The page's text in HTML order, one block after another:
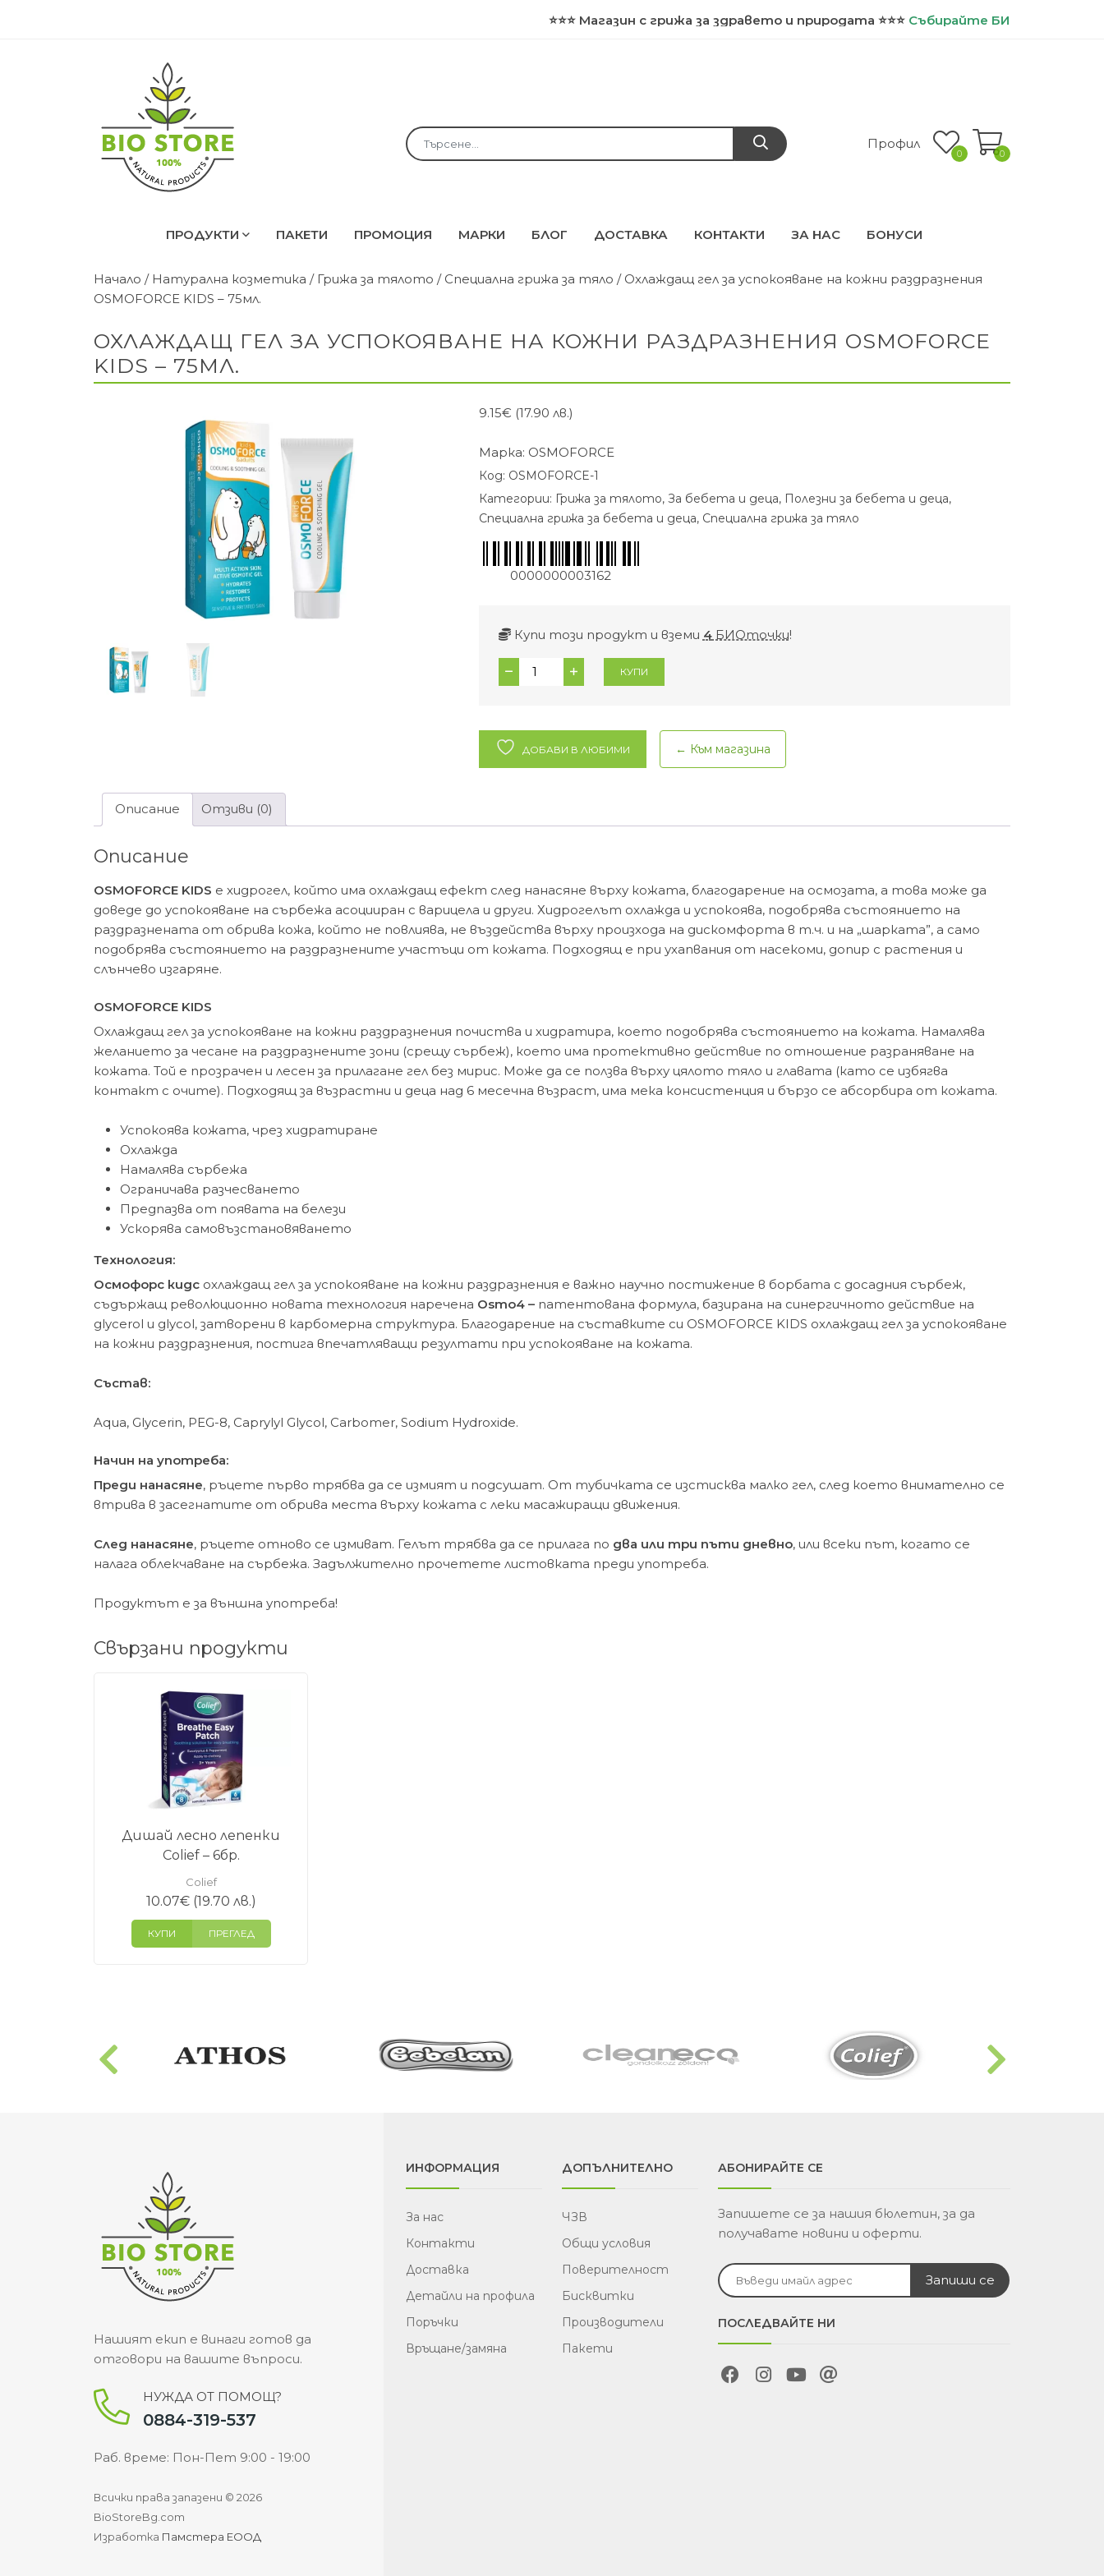
⭐⭐⭐ Магазин с грижа за здравето и природата ⭐⭐⭐СъбирайтеБИО точки и
Профил
0 0
ПРОДУКТИ ПАКЕТИ ПРОМОЦИЯ МАРКИ БЛОГ ДОСТАВКА КОНТАКТИ ЗА НАС БОНУСИ
Начало / Натурална козметика / Грижа за тялото / Специална грижа за тяло / Охлаждащ гел за успокояване на кожни раздразнения
OSMOFORCE KIDS – 75мл.
ОХЛАЖДАЩ ГЕЛ ЗА УСПОКОЯВАНЕ НА КОЖНИ РАЗДРАЗНЕНИЯ OSMOFORCE
KIDS – 75МЛ.
9.15€ (17.90 лв.)
Марка: OSMOFORCE
Код: OSMOFORCE-1
Категории: Грижа за тялото, За бебета и деца, Полезни за бебета и деца,
Специална грижа за бебета и деца, Специална грижа за тяло
0000000003162
Купи този продукт и вземи 4БИОточки!
количество
за
за
успокояване
раздразнения
75мл.
КУПИ
ДОБАВИ В ЛЮБИМИ ← Към магазина
Описание Отзиви (0)
Описание
OSMOFORCE KIDS е хидрогел, който има охлаждащ ефект след нанасяне върху кожата, благодарение на осмозата, а това може да
доведе до успокояване на сърбежа асоцииран с варицела и други. Хидрогелът охлажда и успокоява, подобрява състоянието на
раздразнената от обрива кожа, който не повлиява, не въздейства върху произхода на дискомфорта в т.ч. и на „шарката”, а само
подобрява състоянието на раздразнените участъци от кожата. Подходящ е при ухапвания от насекоми, допир с растения и
слънчево изгаряне.
OSMOFORCE KIDS
Охлаждащ гел за успокояване на кожни раздразнения почиства и хидратира, което подобрява състоянието на кожата. Намалява
желанието за чесане на раздразнените зони (срещу сърбеж), което има протективно действие по отношение разраняване на
кожата. Той е прозрачен и лесен за прилагане гел без мирис. Може да се ползва върху цялото тяло и главата (като се избягва
контакт с очите). Подходящ за възрастни и деца над 6 месечна възраст, има мека консистенция и бързо се абсорбира от кожата.
Успокоява кожата, чрез хидратиране
Охлажда
Намалява сърбежа
Ограничава разчесването
Предпазва от появата на белези
Ускорява самовъзстановяването
Технология:
Осмофорс кидс охлаждащ гел за успокояване на кожни раздразнения е важно научно постижение в борбата с досадния сърбеж,
съдържащ революционно новата технология наречена Osmo4 – патентована формула, базирана на синергичното действие на
glycerol и glycol, затворени в карбомерна структура. Благодарение на съставките си OSMOFORCE KIDS охлаждащ гел за успокояване
на кожни раздразнения, постига впечатляващи резултати при успокояване на кожата.
Състав:
Aqua, Glycerin, PEG-8, Caprylyl Glycol, Carbomer, Sodium Hydroxide.
Начин на употреба:
Преди нанасяне, ръцете първо трябва да се измият и подсушат. От тубичката се изстисква малко гел, след което внимателно се
втрива в засегнатите от обрива места върху кожата с леки масажиращи движения.
След нанасяне, ръцете отново се измиват. Гелът трябва да се прилага по два или три пъти дневно, или всеки път, когато се
налага облекчаване на сърбежа. Задължително прочетете листовката преди употреба.
Продуктът е за външна употреба!
Свързани продукти
Дишай лесно лепенки
Colief – 6бр.
Colief
10.07€(19.70 лв.)
КУПИ ПРЕГЛЕД
Нашият екип е винаги готов да
отговори на вашите въпроси.
НУЖДА ОТ ПОМОЩ?
0884-319-537
Раб. време: Пон-Пет 9:00 - 19:00
ИНФОРМАЦИЯ
За нас
Контакти
Доставка
Детайли на профила
Поръчки
Връщане/замяна
ДОПЪЛНИТЕЛНО
ЧЗВ
Общи условия
Поверителност
Бисквитки
Производители
Пакети
АБОНИРАЙТЕ СЕ
Запишете се за нашия бюлетин, за да
получавате новини и оферти.
ПОСЛЕДВАЙТЕ НИ
Всички права запазени © 2026
BioStoreBg.com
Изработка Памстера ЕООД